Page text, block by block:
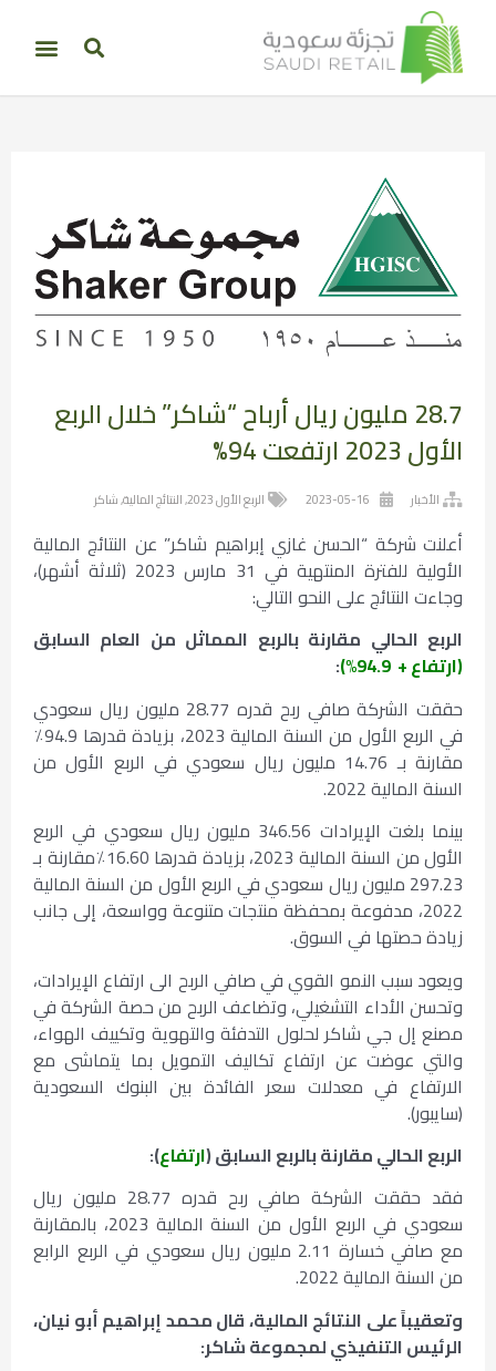
28.7 مليون ريال أرباح “شاكر” خلال الربع
الأول 2023 ارتفعت 94%
الأخبار 2023-05-16 الربع الأول 2023 ,النتائج المالية,شاكر
أعلنت شركة “الحسن غازي إبراهيم شاكر” عن النتائج المالية
الأولية للفترة المنتهية في 31 مارس 2023 (ثلاثة أشهر)،
وجاءت النتائج على النحو التالي:
الربع الحالي مقارنة بالربع المماثل من العام السابق
(ارتفاع + 94.9%)
:
حققت الشركة صافي ربح قدره 28.77 مليون ريال سعودي
في الربع الأول من السنة المالية 2023، بزيادة قدرها 94.9٪
مقارنة بـ 14.76 مليون ريال سعودي في الربع الأول من
السنة المالية 2022.
بينما بلغت الإيرادات 346.56 مليون ريال سعودي في الربع
الأول من السنة المالية 2023، بزيادة قدرها 16.60٪مقارنة بـ
297.23 مليون ريال سعودي في الربع الأول من السنة المالية
2022، مدفوعة بمحفظة منتجات متنوعة وواسعة، إلى جانب
زيادة حصتها في السوق.
ويعود سبب النمو القوي في صافي الربح الى ارتفاع الإيرادات،
وتحسن الأداء التشغيلي، وتضاعف الربح من حصة الشركة في
مصنع إل جي شاكر لحلول التدفئة والتهوية وتكييف الهواء،
والتي عوضت عن ارتفاع تكاليف التمويل بما يتماشى مع
الارتفاع في معدلات سعر الفائدة بين البنوك السعودية
(سايبور).
الربع الحالي مقارنة بالربع السابق (ارتفاع):
فقد حققت الشركة صافي ربح قدره 28.77 مليون ريال
سعودي في الربع الأول من السنة المالية 2023، بالمقارنة
مع صافي خسارة 2.11 مليون ريال سعودي في الربع الرابع
من السنة المالية 2022.
وتعقيباً على النتائج المالية، قال محمد إبراهيم أبو نيان،
الرئيس التنفيذي لمجموعة شاكر: